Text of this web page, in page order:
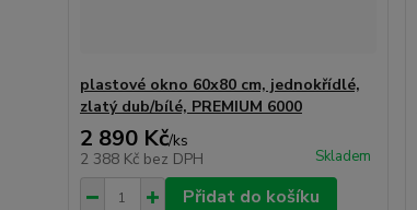
plastové okno 60x80 cm, jednokřídlé,
zlatý dub/bílé, PREMIUM 6000
2 890 Kč/ks
2 388 Kč bez DPH Skladem
Přidat do košíku